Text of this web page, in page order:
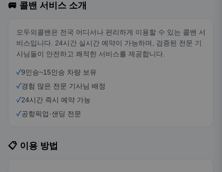
🚐 콜밴 서비스 소개
모두의콜밴은 전국 어디서나 편리하게 이용할 수 있는 콜밴 서
비스입니다. 24시간 실시간 예약이 가능하며, 검증된 전문 기
사님들이 안전하고 쾌적한 서비스를 제공합니다.
✓9인승~15인승 차량 보유
✓경험 많은 전문 기사님 배정
✓24시간 즉시 예약 가능
✓공항픽업·샌딩 전문
📋 이용 방법